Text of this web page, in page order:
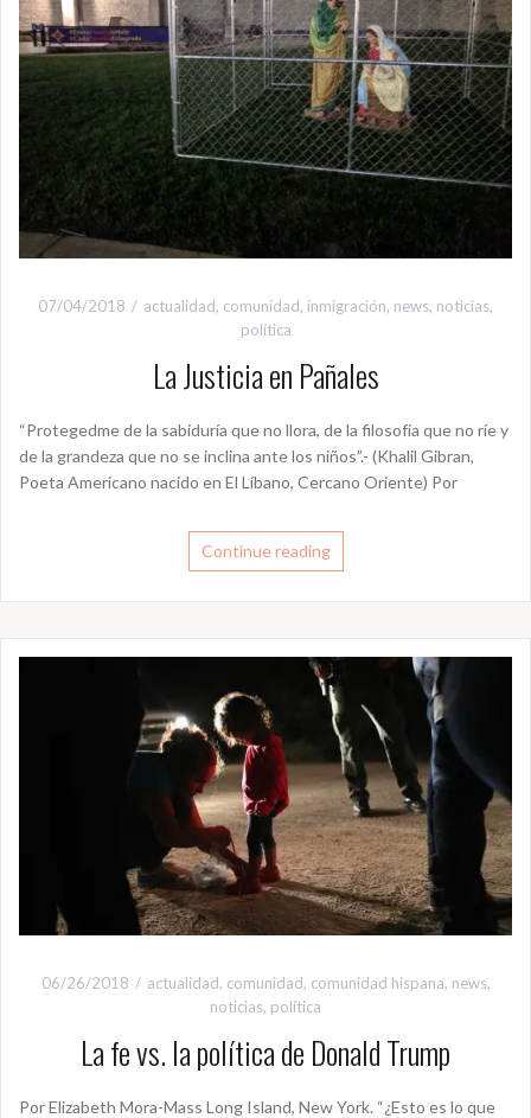
07/04/2018 actualidad, comunidad, inmigración, news, noticias,
política
La Justicia en Pañales
“Protegedme de la sabiduría que no llora, de la filosofía que no ríe y
de la grandeza que no se inclina ante los niños”.- (Khalil Gibran,
Poeta Americano nacido en El Líbano, Cercano Oriente) Por
Continue reading
06/26/2018 actualidad, comunidad, comunidad hispana, news,
noticias, política
La fe vs. la política de Donald Trump
Por Elizabeth Mora-Mass Long Island, New York. “¿Esto es lo que